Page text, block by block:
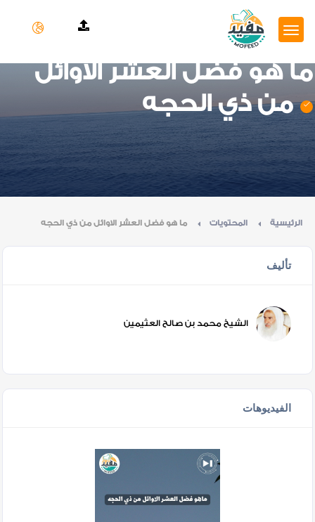
ما هو فضل العشر الاوائل
من ذي الحجه
الرئيسية المحتويات ما هو فضل العشر الاوائل من ذي الحجه
تأليف
الشيخ محمد بن صالح العثيمين
الفيديوهات